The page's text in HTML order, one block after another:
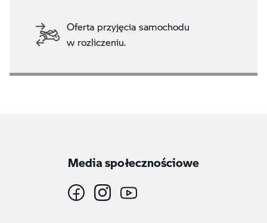
Oferta przyjęcia samochodu
w rozliczeniu.
Media społecznościowe